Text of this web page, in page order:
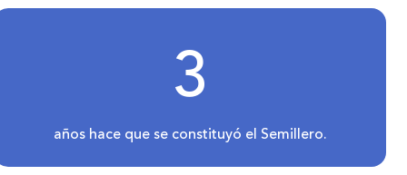
3
años hace que se constituyó el Semillero.